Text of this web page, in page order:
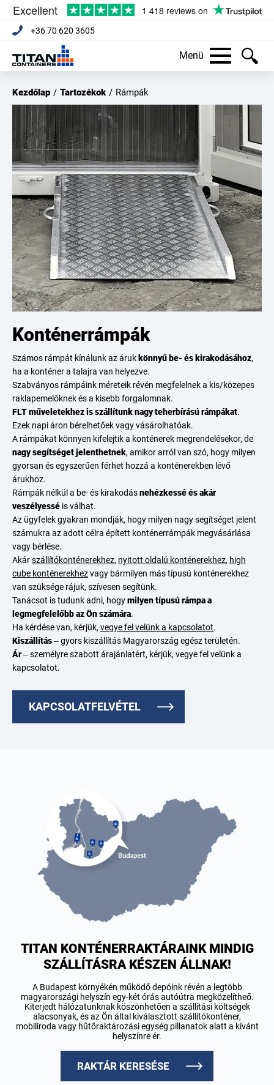
+36 70 620 3605
Menü
Kezdőlap / Tartozékok / Rámpák
Konténerrámpák
Számos rámpát kínálunk az áruk könnyű be- és kirakodásához,
ha a konténer a talajra van helyezve.
Szabványos rámpáink méreteik révén megfelelnek a kis/közepes
raklapemelőknek és a kisebb forgalomnak.
FLT műveletekhez is szállítunk nagy teherbírású rámpákat.
Ezek napi áron bérelhetőek vagy vásárolhatóak.
A rámpákat könnyen kifelejtik a konténerek megrendelésekor, de
nagy segítséget jelenthetnek, amikor arról van szó, hogy milyen
gyorsan és egyszerűen férhet hozzá a konténerekben lévő
árukhoz.
Rámpák nélkül a be- és kirakodásnehézkessé és akár
veszélyessé is válhat.
Az ügyfelek gyakran mondják, hogy milyen nagy segítséget jelent
számukra az adott célra épített konténerrámpák megvásárlása
vagy bérlése.
Akárszállítókonténerekhez, nyitott oldalú konténerekhez, high
cube konténerekhezvagy bármilyen más típusú konténerekhez
van szüksége rájuk, szívesen segítünk.
Tanácsot is tudunk adni, hogymilyen típusú rámpa a
legmegfelelőbb az Ön számára.
Ha kérdése van, kérjük,vegye fel velünk a kapcsolatot.
Kiszállítás– gyors kiszállítás Magyarország egész területén.
Ár– személyre szabott árajánlatért, kérjük, vegye fel velünk a
kapcsolatot.
KAPCSOLATFELVÉTEL
TITAN KONTÉNERRAKTÁRAINK MINDIG
SZÁLLÍTÁSRA KÉSZEN ÁLLNAK!
A Budapest környékén működő depóink révén a legtöbb
magyarországi helyszín egy-két órás autóútra megközelítheő.
Kiterjedt hálózatunknak köszönhetően a szállítási költségek
alacsonyak, és az Ön által kiválasztott szállítókonténer,
mobiliroda vagy hűtőraktározási egység pillanatok alatt a kívánt
helyszínre ér.
RAKTÁR KERESÉSE